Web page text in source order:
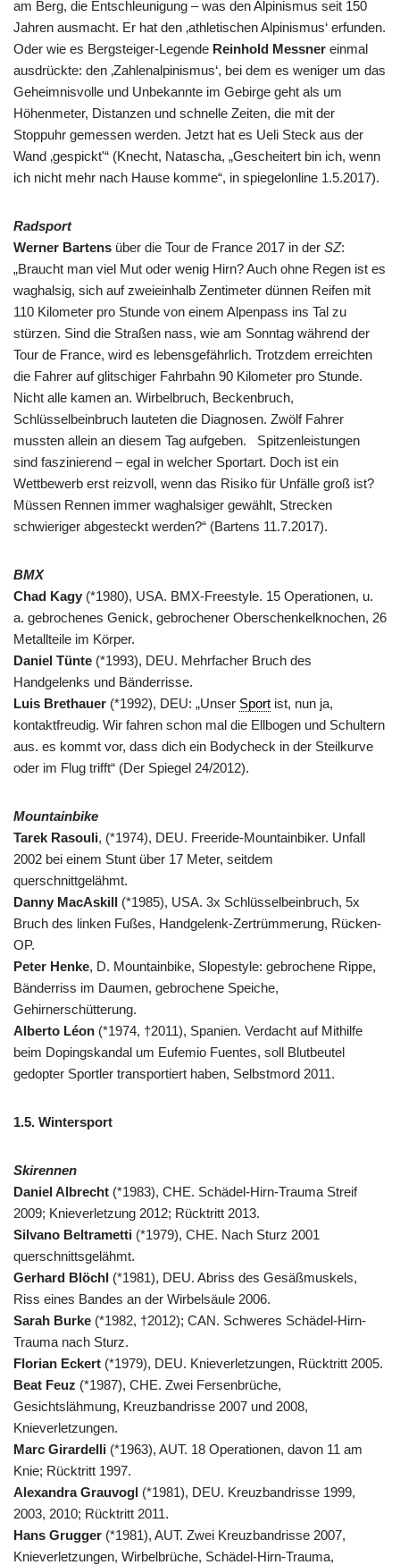
am Berg, die Entschleunigung – was den Alpinismus seit 150
Jahren ausmacht. Er hat den ‚athletischen Alpinismus‘ erfunden.
Oder wie es Bergsteiger-Legende Reinhold Messner einmal
ausdrückte: den ‚Zahlenalpinismus‘, bei dem es weniger um das
Geheimnisvolle und Unbekannte im Gebirge geht als um
Höhenmeter, Distanzen und schnelle Zeiten, die mit der
Stoppuhr gemessen werden. Jetzt hat es Ueli Steck aus der
Wand ‚gespickt'“ (Knecht, Natascha, „Gescheitert bin ich, wenn
ich nicht mehr nach Hause komme“, in spiegelonline 1.5.2017).
Radsport
Werner Bartens über die Tour de France 2017 in der SZ:
„Braucht man viel Mut oder wenig Hirn? Auch ohne Regen ist es
waghalsig, sich auf zweieinhalb Zentimeter dünnen Reifen mit
110 Kilometer pro Stunde von einem Alpenpass ins Tal zu
stürzen. Sind die Straßen nass, wie am Sonntag während der
Tour de France, wird es lebensgefährlich. Trotzdem erreichten
die Fahrer auf glitschiger Fahrbahn 90 Kilometer pro Stunde.
Nicht alle kamen an. Wirbelbruch, Beckenbruch,
Schlüsselbeinbruch lauteten die Diagnosen. Zwölf Fahrer
mussten allein an diesem Tag aufgeben. Spitzenleistungen
sind faszinierend – egal in welcher Sportart. Doch ist ein
Wettbewerb erst reizvoll, wenn das Risiko für Unfälle groß ist?
Müssen Rennen immer waghalsiger gewählt, Strecken
schwieriger abgesteckt werden?“ (Bartens 11.7.2017).
BMX
Chad Kagy (*1980), USA. BMX-Freestyle. 15 Operationen, u.
a. gebrochenes Genick, gebrochener Oberschenkelknochen, 26
Metallteile im Körper.
Daniel Tünte (*1993), DEU. Mehrfacher Bruch des
Handgelenks und Bänderrisse.
Luis Brethauer (*1992), DEU: „Unser Sport ist, nun ja,
kontaktfreudig. Wir fahren schon mal die Ellbogen und Schultern
aus. es kommt vor, dass dich ein Bodycheck in der Steilkurve
oder im Flug trifft“ (Der Spiegel 24/2012).
Mountainbike
Tarek Rasouli, (*1974), DEU. Freeride-Mountainbiker. Unfall
2002 bei einem Stunt über 17 Meter, seitdem
querschnittgelähmt.
Danny MacAskill (*1985), USA. 3x Schlüsselbeinbruch, 5x
Bruch des linken Fußes, Handgelenk-Zertrümmerung, Rücken-
OP.
Peter Henke, D. Mountainbike, Slopestyle: gebrochene Rippe,
Bänderriss im Daumen, gebrochene Speiche,
Gehirnerschütterung.
Alberto Léon (*1974, †2011), Spanien. Verdacht auf Mithilfe
beim Dopingskandal um Eufemio Fuentes, soll Blutbeutel
gedopter Sportler transportiert haben, Selbstmord 2011.
1.5. Wintersport
Skirennen
Daniel Albrecht (*1983), CHE. Schädel-Hirn-Trauma Streif
2009; Knieverletzung 2012; Rücktritt 2013.
Silvano Beltrametti (*1979), CHE. Nach Sturz 2001
querschnittsgelähmt.
Gerhard Blöchl (*1981), DEU. Abriss des Gesäßmuskels,
Riss eines Bandes an der Wirbelsäule 2006.
Sarah Burke (*1982, †2012); CAN. Schweres Schädel-Hirn-
Trauma nach Sturz.
Florian Eckert (*1979), DEU. Knieverletzungen, Rücktritt 2005.
Beat Feuz (*1987), CHE. Zwei Fersenbrüche,
Gesichtslähmung, Kreuzbandrisse 2007 und 2008,
Knieverletzungen.
Marc Girardelli (*1963), AUT. 18 Operationen, davon 11 am
Knie; Rücktritt 1997.
Alexandra Grauvogl (*1981), DEU. Kreuzbandrisse 1999,
2003, 2010; Rücktritt 2011.
Hans Grugger (*1981), AUT. Zwei Kreuzbandrisse 2007,
Knieverletzungen, Wirbelbrüche, Schädel-Hirn-Trauma,